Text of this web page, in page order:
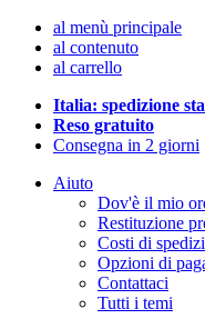
al menù principale
al contenuto
al carrello
Italia: spedizione
Reso gratuito
Consegna in 2 giorni
Aiuto
Dov'è il mio
Restituzione
Costi di
Opzioni di
Contattaci
Tutti i temi